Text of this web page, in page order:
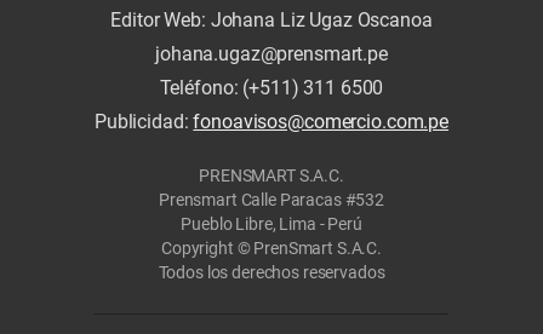
Editor Web: Johana Liz Ugaz Oscanoa
johana.ugaz@prensmart.pe
Teléfono: (+511) 311 6500
Publicidad:fonoavisos@comercio.com.pe
PRENSMART S.A.C.
Prensmart Calle Paracas #532
Pueblo Libre, Lima - Perú
Copyright © PrenSmart S.A.C.
Todos los derechos reservados